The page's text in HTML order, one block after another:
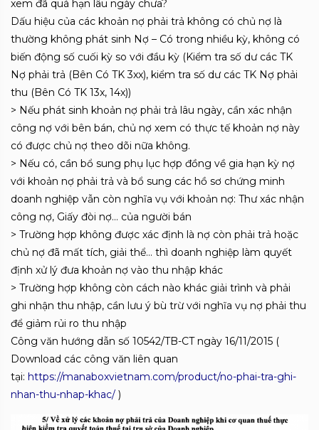
xem đã quá hạn lâu ngày chưa?
Dấu hiệu của các khoản nợ phải trả không có chủ nợ là
thường không phát sinh Nợ – Có trong nhiều kỳ, không có
biến động số cuối kỳ so với đầu kỳ (Kiểm tra số dư các TK
Nợ phải trả (Bên Có TK 3xx), kiểm tra số dư các TK Nợ phải
thu (Bên Có TK 13x, 14x))
> Nếu phát sinh khoản nợ phải trả lâu ngày, cần xác nhận
công nợ với bên bán, chủ nợ xem có thực tế khoản nợ này
có được chủ nợ theo dõi nữa không.
> Nếu có, cần bổ sung phụ lục hợp đồng về gia hạn kỳ nợ
với khoản nợ phải trả và bổ sung các hồ sơ chứng minh
doanh nghiệp vẫn còn nghĩa vụ với khoản nợ: Thư xác nhận
công nợ, Giấy đòi nợ… của người bán
> Trường hợp không được xác định là nợ còn phải trả hoặc
chủ nợ đã mất tích, giải thể… thì doanh nghiệp làm quyết
định xử lý đưa khoản nợ vào thu nhập khác
> Trường hợp không còn cách nào khác giải trình và phải
ghi nhận thu nhập, cần lưu ý bù trừ với nghĩa vụ nợ phải thu
để giảm rủi ro thu nhập
Công văn hướng dẫn số 10542/TB-CT ngày 16/11/2015 (
Download các công văn liên quan
tại: https://manaboxvietnam.com/product/no-phai-tra-ghi-
nhan-thu-nhap-khac/ )